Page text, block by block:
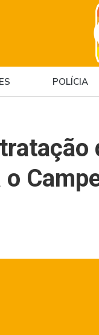
POLÍCIA